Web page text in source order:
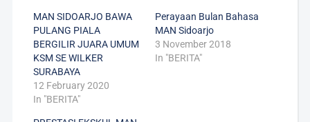
MAN SIDOARJO BAWA
PULANG PIALA
BERGILIR JUARA UMUM
KSM SE WILKER
SURABAYA
12 February 2020
In "BERITA"
Perayaan Bulan Bahasa
MAN Sidoarjo
3 November 2018
In "BERITA"